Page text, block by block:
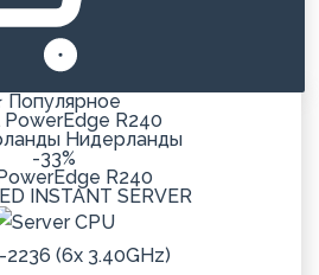
Популярное
Нидерланды
-33%
R240
INSTANT SERVER
2236 (6x 3.40GHz)